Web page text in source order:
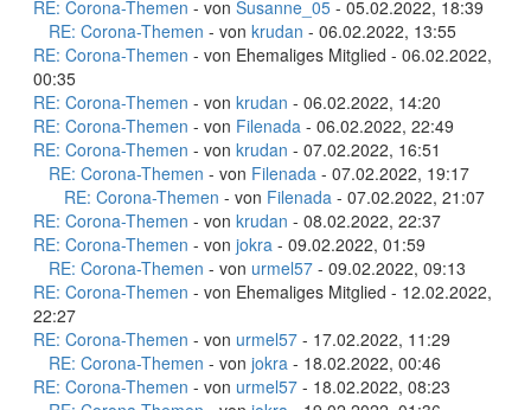
RE: Corona-Themen - von Susanne_05 - 05.02.2022, 18:39
RE: Corona-Themen - von krudan - 06.02.2022, 13:55
RE: Corona-Themen - von Ehemaliges Mitglied - 06.02.2022,
00:35
RE: Corona-Themen - von krudan - 06.02.2022, 14:20
RE: Corona-Themen - von Filenada - 06.02.2022, 22:49
RE: Corona-Themen - von krudan - 07.02.2022, 16:51
RE: Corona-Themen - von Filenada - 07.02.2022, 19:17
RE: Corona-Themen - von Filenada - 07.02.2022, 21:07
RE: Corona-Themen - von krudan - 08.02.2022, 22:37
RE: Corona-Themen - von jokra - 09.02.2022, 01:59
RE: Corona-Themen - von urmel57 - 09.02.2022, 09:13
RE: Corona-Themen - von Ehemaliges Mitglied - 12.02.2022,
22:27
RE: Corona-Themen - von urmel57 - 17.02.2022, 11:29
RE: Corona-Themen - von jokra - 18.02.2022, 00:46
RE: Corona-Themen - von urmel57 - 18.02.2022, 08:23